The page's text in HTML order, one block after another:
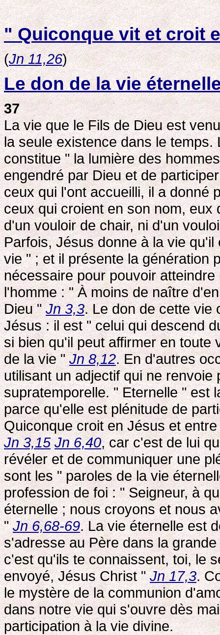
" Quiconque vit et croit
(Jn 11,26)
Le don de la vie
37
La vie que le Fils de Dieu est
la seule existence dans le
constitue " la lumière des
engendré par Dieu et de
ceux qui l'ont accueilli, il a donné
ceux qui croient en son nom,
d'un vouloir de chair, ni d'un
Parfois, Jésus donne à la vie
vie " ; et il présente la génération
nécessaire pour pouvoir
l'homme : " À moins de naître
Dieu "Jn 3,3. Le don de cette vie
Jésus : il est " celui qui descend
si bien qu'il peut affirmer en toute
de la vie "Jn 8,12. En d'autres
utilisant un adjectif qui ne
supratemporelle. " Eternelle " est
parce qu'elle est plénitude de
Quiconque croit en Jésus et
Jn 3,15 Jn 6,40, car c'est de lui
révéler et de communiquer une
sont les " paroles de la vie
profession de foi : " Seigneur, à
éternelle ; nous croyons et nous
"Jn 6,68-69. La vie éternelle est
s'adresse au Père dans la
c'est qu'ils te connaissent, toi, le
envoyé, Jésus Christ "Jn 17,3.
le mystère de la communion
dans notre vie qui s'ouvre dès
participation à la vie divine.